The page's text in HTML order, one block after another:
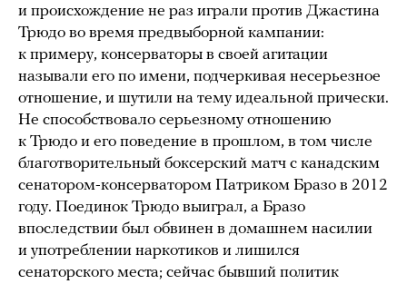
и происхождение не раз играли против Джастина
Трюдо во время предвыборной кампании:
к примеру, консерваторы в своей агитации
называли его по имени, подчеркивая несерьезное
отношение, и шутили на тему идеальной прически.
Не способствовало серьезному отношению
к Трюдо и его поведение в прошлом, в том числе
благотворительный боксерский матч с канадским
сенатором-консерватором Патриком Бразо в 2012
году. Поединок Трюдо выиграл, а Бразо
впоследствии был обвинен в домашнем насилии
и употреблении наркотиков и лишился
сенаторского места; сейчас бывший политик